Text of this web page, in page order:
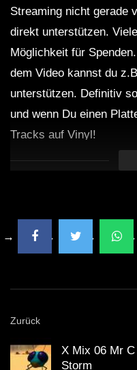
Streaming nicht gerade
direkt unterstützen.
Möglichkeit für
dem Video kannst du
unterstützen. Definitiv
und wenn Du einen
Tracks auf Vinyl!
Zurück
X Mix 06 Mr
Storm